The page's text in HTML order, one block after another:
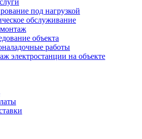
под нагрузкой
обслуживание
объекта
работы
электростанции на объекте